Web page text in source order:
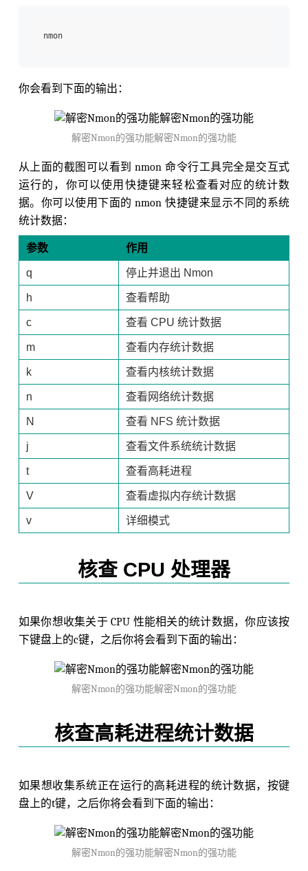
nmon
你会看到下面的输出：
解密Nmon的强功能解密Nmon的强功能
从上面的截图可以看到 nmon 命令行工具完全是交互式
运行的，你可以使用快捷键来轻松查看对应的统计数
据。你可以使用下面的 nmon 快捷键来显示不同的系统
统计数据：
参数 作用
q 停止并退出 Nmon
h 查看帮助
c 查看 CPU 统计数据
m 查看内存统计数据
k 查看内核统计数据
n 查看网络统计数据
N 查看 NFS 统计数据
j 查看文件系统统计数据
t 查看高耗进程
V 查看虚拟内存统计数据
v 详细模式
核查 CPU 处理器
如果你想收集关于 CPU 性能相关的统计数据，你应该按
下键盘上的c键，之后你将会看到下面的输出：
解密Nmon的强功能解密Nmon的强功能
核查高耗进程统计数据
如果想收集系统正在运行的高耗进程的统计数据，按键
盘上的t键，之后你将会看到下面的输出：
解密Nmon的强功能解密Nmon的强功能